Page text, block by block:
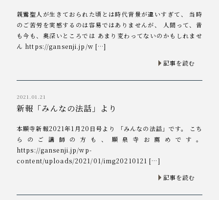
親鸞聖人が生きておられた頃とは時代背景が違いすぎて、 当時
のご苦労を実感するのは容易ではありませんが、 人間って、昔
も今も、奥深いところでは あまり変わってないのかもしれませ
ん https://gansenji.jp/w […]
記事を読む
2021.01.21
新報「みんなの法話」より
本願寺新報2021年1月20日号より 「みんなの法話」です。 こち
らのご講師の方も、願泉寺お薦めです。
https://gansenji.jp/wp-
content/uploads/2021/01/img20210121 […]
記事を読む